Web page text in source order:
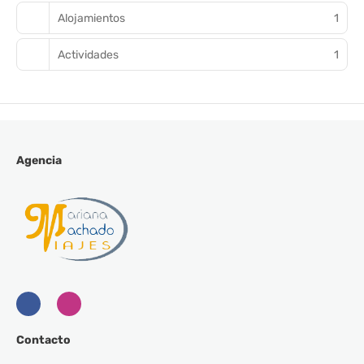
Alojamientos 1
Actividades 1
Agencia
Contacto